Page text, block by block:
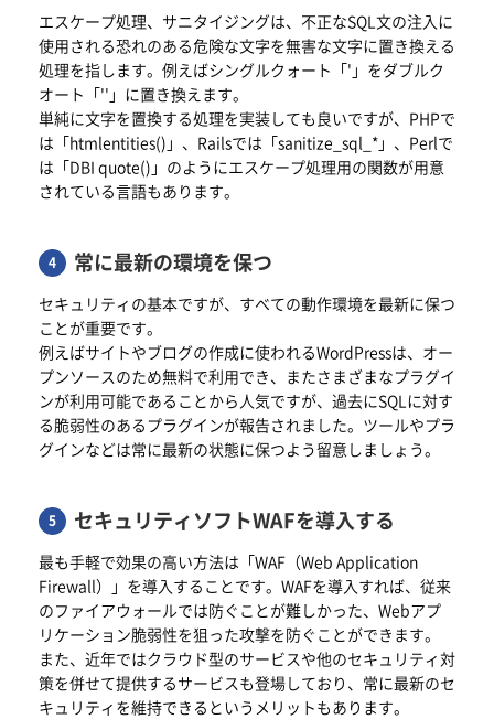
エスケープ処理、サニタイジングは、不正なSQL文の注入に
使用される恐れのある危険な文字を無害な文字に置き換える
処理を指します。例えばシングルクォート「'」をダブルク
オート「''」に置き換えます。
単純に文字を置換する処理を実装しても良いですが、PHPで
は「htmlentities()」、Railsでは「sanitize_sql_*」、Perlで
は「DBI quote()」のようにエスケープ処理用の関数が用意
されている言語もあります。
常に最新の環境を保つ
セキュリティの基本ですが、すべての動作環境を最新に保つ
ことが重要です。
例えばサイトやブログの作成に使われるWordPressは、オー
プンソースのため無料で利用でき、またさまざまなプラグイ
ンが利用可能であることから人気ですが、過去にSQLに対す
る脆弱性のあるプラグインが報告されました。ツールやプラ
グインなどは常に最新の状態に保つよう留意しましょう。
セキュリティソフトWAFを導入する
最も手軽で効果の高い方法は「WAF（Web Application
Firewall）」を導入することです。WAFを導入すれば、従来
のファイアウォールでは防ぐことが難しかった、Webアプ
リケーション脆弱性を狙った攻撃を防ぐことができます。
また、近年ではクラウド型のサービスや他のセキュリティ対
策を併せて提供するサービスも登場しており、常に最新のセ
キュリティを維持できるというメリットもあります。